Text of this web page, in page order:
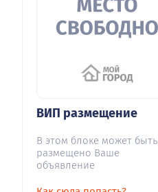
ВИП размещение
В этом блоке может быть
размещено Ваше
объявление